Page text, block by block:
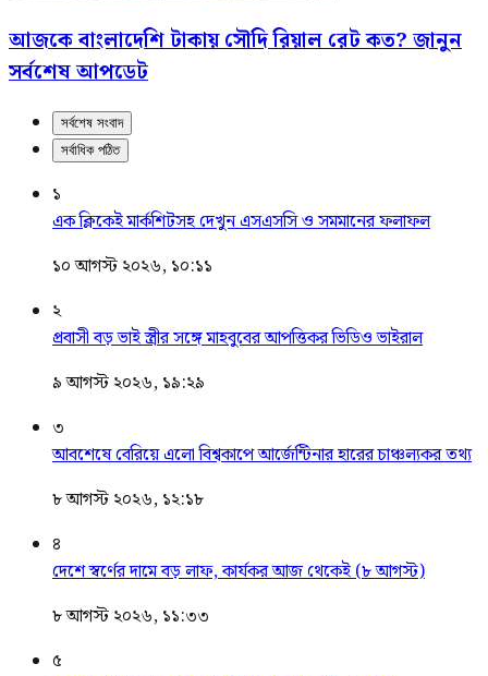
আজকে বাংলাদেশি টাকায় সৌদি রিয়াল রেট কত? জানুন
সর্বশেষ আপডেট
সর্বশেষ সংবাদ
সর্বাধিক পঠিত
১
এক ক্লিকেই মার্কশিটসহ দেখুন এসএসসি ও সমমানের ফলাফল
১০ আগস্ট ২০২৬, ১০:১১
২
প্রবাসী বড় ভাই স্ত্রীর সঙ্গে মাহবুবের আপত্তিকর ভিডিও ভাইরাল ​
৯ আগস্ট ২০২৬, ১৯:২৯
৩
আবশেষে বেরিয়ে এলো বিশ্বকাপে আর্জেন্টিনার হারের চাঞ্চল্যকর তথ্য
৮ আগস্ট ২০২৬, ১২:১৮
৪
দেশে স্বর্ণের দামে বড় লাফ, কার্যকর আজ থেকেই (৮ আগস্ট)
৮ আগস্ট ২০২৬, ১১:৩৩
৫